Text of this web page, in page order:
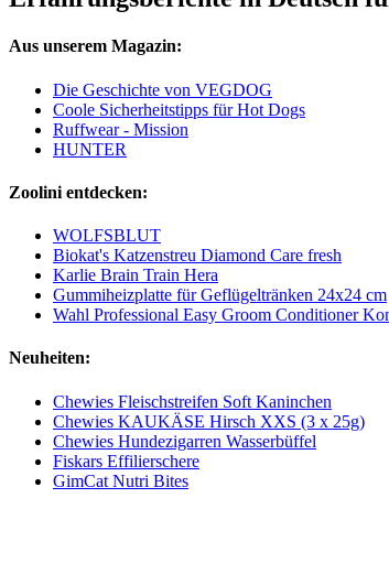
Aus unserem Magazin:
Die Geschichte von VEGDOG
Coole Sicherheitstipps für Hot Dogs
Ruffwear - Mission
HUNTER
Zoolini entdecken:
WOLFSBLUT
Biokat's Katzenstreu Diamond Care fresh
Karlie Brain Train Hera
Gummiheizplatte für Geflügeltränken 24x24 cm
Wahl Professional Easy Groom Conditioner
Neuheiten:
Chewies Fleischstreifen Soft Kaninchen
Chewies KAUKÄSE Hirsch XXS (3 x 25g)
Chewies Hundezigarren Wasserbüffel
Fiskars Effilierschere
GimCat Nutri Bites